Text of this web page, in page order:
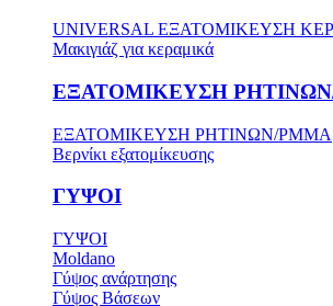
UNIVERSAL ΕΞΑΤΟΜΙΚΕΥΣΗ
Μακιγιάζ για κεραμικά
ΕΞΑΤΟΜΙΚΕΥΣΗ
ΕΞΑΤΟΜΙΚΕΥΣΗ ΡΗΤΙΝΩΝ/PMMA
Βερνίκι εξατομίκευσης
ΓΥΨΟΙ
ΓΥΨΟΙ
Moldano
Γύψος ανάρτησης
Γύψος Βάσεων